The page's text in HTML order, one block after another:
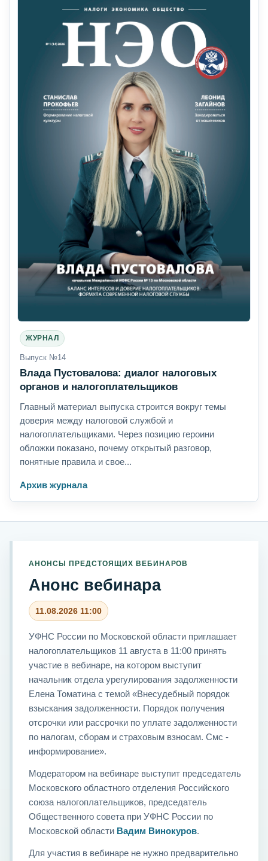
ЖУРНАЛ
Выпуск №14
Влада Пустовалова: диалог налоговых
органов и налогоплательщиков
Главный материал выпуска строится вокруг темы
доверия между налоговой службой и
налогоплательщиками. Через позицию героини
обложки показано, почему открытый разговор,
понятные правила и свое...
Архив журнала
АНОНСЫ ПРЕДСТОЯЩИХ ВЕБИНАРОВ
Анонс вебинара
11.08.2026 11:00
УФНС России по Московской области приглашает
налогоплательщиков 11 августа в 11:00 принять
участие в вебинаре, на котором выступит
начальник отдела урегулирования задолженности
Елена Томатина с темой «Внесудебный порядок
взыскания задолженности. Порядок получения
отсрочки или рассрочки по уплате задолженности
по налогам, сборам и страховым взносам. Смс -
информирование».
Модератором на вебинаре выступит председатель
Московского областного отделения Российского
союза налогоплательщиков, председатель
Общественного совета при УФНС России по
Московской области Вадим Винокуров.
Для участия в вебинаре не нужно предварительно